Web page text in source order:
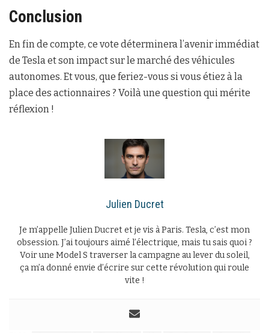
Conclusion
En fin de compte, ce vote déterminera l’avenir immédiat
de Tesla et son impact sur le marché des véhicules
autonomes. Et vous, que feriez-vous si vous étiez à la
place des actionnaires ? Voilà une question qui mérite
réflexion !
Julien Ducret
Je m’appelle Julien Ducret et je vis à Paris. Tesla, c’est mon
obsession. J’ai toujours aimé l’électrique, mais tu sais quoi ?
Voir une Model S traverser la campagne au lever du soleil,
ça m’a donné envie d’écrire sur cette révolution qui roule
vite !